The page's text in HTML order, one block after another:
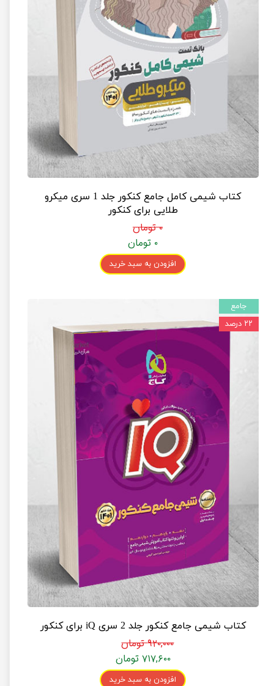
کتاب شیمی کامل جامع کنکور جلد 1 سری میکرو
طلایی برای کنکور
۰ تومان
۰ تومان
افزودن به سبد خرید
کتاب شیمی جامع کنکور جلد 2 سری iQ برای کنکور
۹۲۰,۰۰۰ تومان
۷۱۷,۶۰۰ تومان
افزودن به سبد خرید
جامع
۲۲ درصد